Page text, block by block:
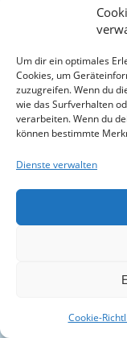
Um dir ein optimales
Cookies, um
zuzugreifen. Wenn du
wie das Surfverhalten
verarbeiten. Wenn du
können bestimmte
Dienste verwalten
Cookie-
Social Media:
|
Steckbrief
Anzahl: 2 Stück
Standzeit: ca.
Aufbau:
Woche vor